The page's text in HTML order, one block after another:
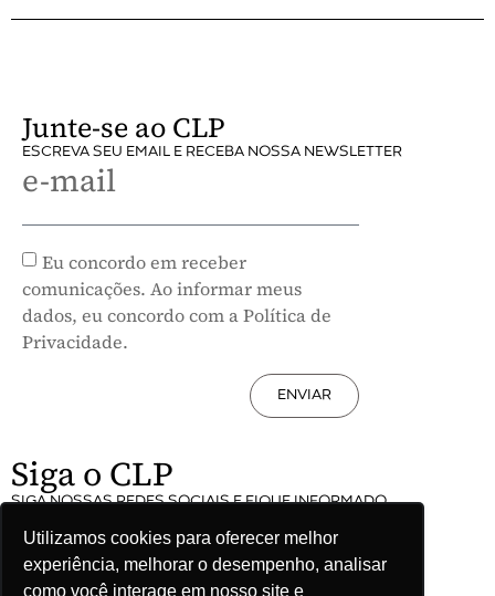
Utilizamos cookies para oferecer melhor
experiência, melhorar o desempenho, analisar
como você interage em nosso site e
Junte-se ao CLP
ESCREVA SEU EMAIL E RECEBA NOSSA NEWSLETTER
e-mail
Eu concordo em receber
comunicações. Ao informar meus
dados, eu concordo com a Política de
Privacidade.
ENVIAR
Siga o CLP
SIGA NOSSAS REDES SOCIAIS E FIQUE INFORMADO